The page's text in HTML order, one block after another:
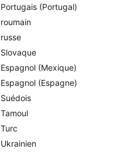
Portugais (Portugal)
roumain
russe
Slovaque
Espagnol (Mexique)
Espagnol (Espagne)
Suédois
Tamoul
Turc
Ukrainien